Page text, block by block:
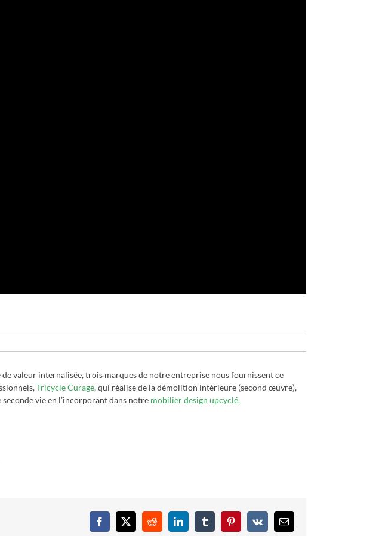
valeur internalisée, trois marques de notre entreprise nous fournissent ce
Tricycle Curage, qui réalise de la démolition intérieure (second œuvre),
vie en l’incorporant dans notre mobilier design upcyclé.
Facebook
X RedditLinkedInTumblrPinterest
Vk Email